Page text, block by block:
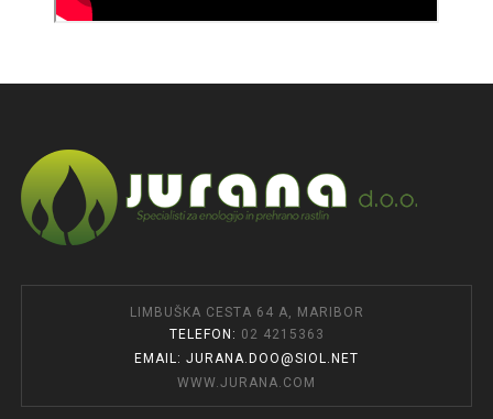
LIMBUŠKA CESTA 64 A, MARIBOR
TELEFON: 02 4215363
EMAIL: JURANA.DOO@SIOL.NET
WWW.JURANA.COM